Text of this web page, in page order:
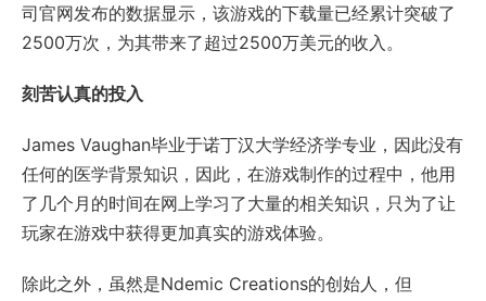
司官网发布的数据显示，该游戏的下载量已经累计突破了
2500万次，为其带来了超过2500万美元的收入。
刻苦认真的投入
James Vaughan毕业于诺丁汉大学经济学专业，因此没有
任何的医学背景知识，因此，在游戏制作的过程中，他用
了几个月的时间在网上学习了大量的相关知识，只为了让
玩家在游戏中获得更加真实的游戏体验。
除此之外，虽然是Ndemic Creations的创始人，但